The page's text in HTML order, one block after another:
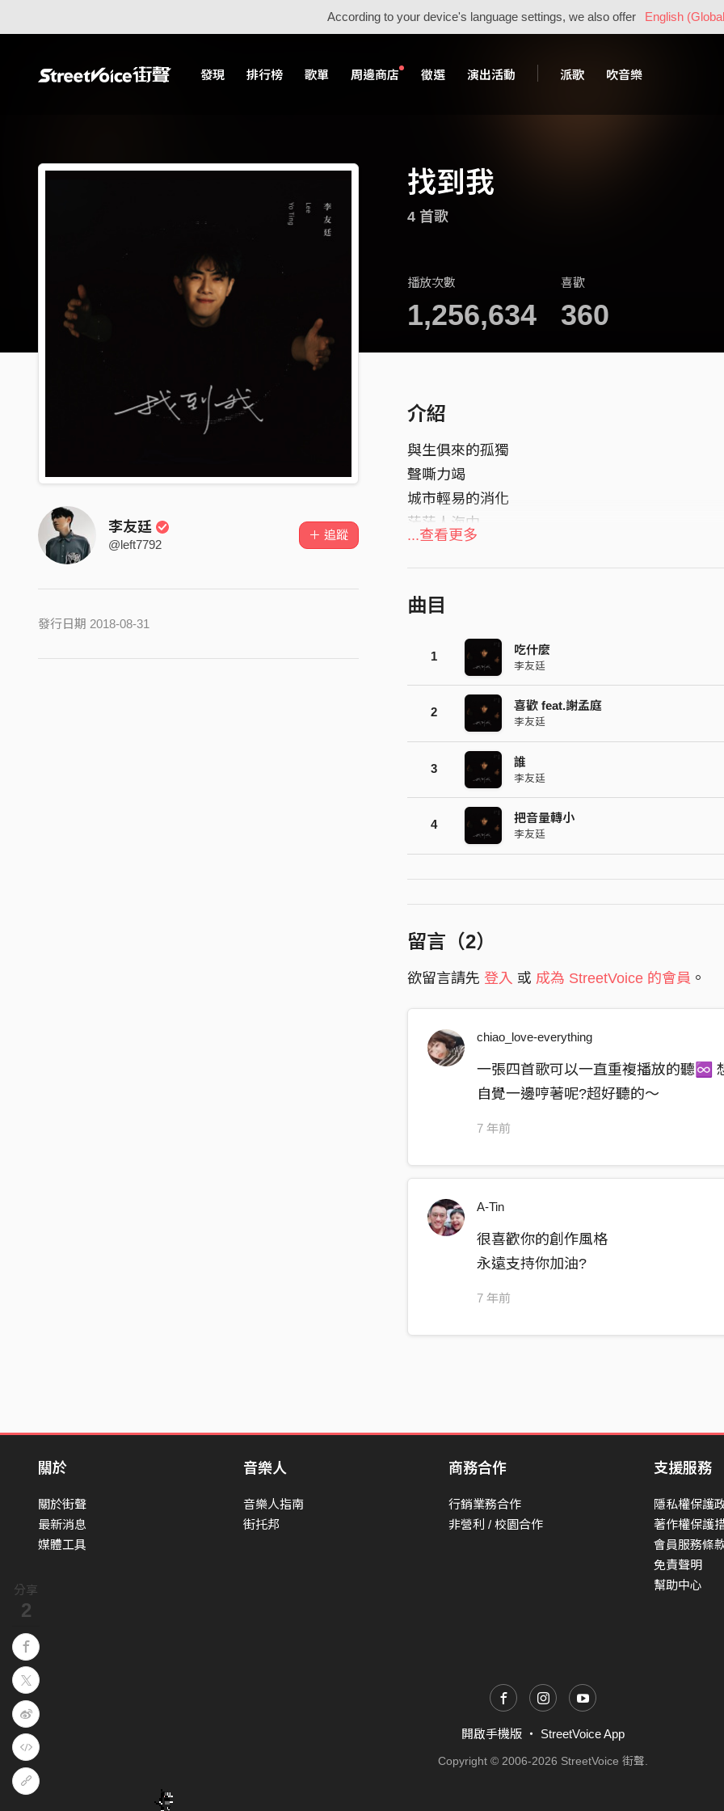
According to your device's language settings, we also offer English
發現 排行榜 歌單 周邊商店 徵選 演出活動 派歌 吹音樂
分享
2
找到我
4 首歌
播放次數
1,256,634
喜歡
360
李友廷
@left7792
＋ 追蹤
發行日期 2018-08-31
介紹
與生俱來的孤獨
聲嘶力竭
城市輕易的消化
茫茫人海中
該怎麼證明自己值得存在
...查看更多
曲目
1 吃什麼
李友廷
2 喜歡 feat.謝孟庭
李友廷
3 誰
李友廷
4 把音量轉小
李友廷
留言（2）
欲留言請先 登入 或 成為 StreetVoice 的會員 。
chiao_love-everything
一張四首歌可以一直重複播放的聽♾
自覺一邊哼著呢?超好聽的～
7 年前
A-Tin
很喜歡你的創作風格
永遠支持你加油?
7 年前
關於
關於街聲
最新消息
媒體工具
音樂人
音樂人指南
街托邦
商務合作
行銷業務合作
非營利 / 校園合作
支援服務
隱私權保護
著作權保護
會員服務條
免責聲明
幫助中心
開啟手機版 ・ StreetVoice App
Copyright © 2006-2026 StreetVoice 街聲.